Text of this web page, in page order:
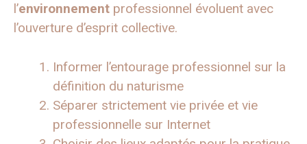
l’environnement professionnel évoluent avec
l’ouverture d’esprit collective.
Informer l’entourage professionnel sur la
définition du naturisme
Séparer strictement vie privée et vie
professionnelle sur Internet